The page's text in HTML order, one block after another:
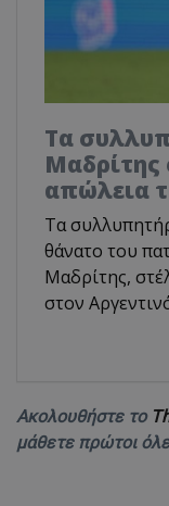
Τα
Μαδρίτης
απώλεια
Τα
θάνατο του
Μαδρίτης,
στον
Ακολουθήστε το
μάθετε πρώτοι